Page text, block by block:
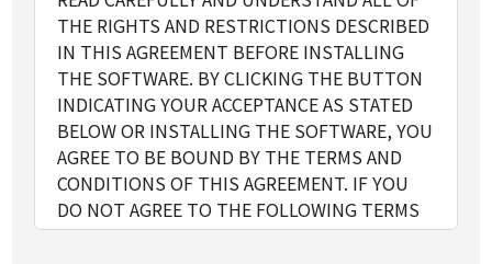
THE RIGHTS AND RESTRICTIONS DESCRIBED
IN THIS AGREEMENT BEFORE INSTALLING
THE SOFTWARE. BY CLICKING THE BUTTON
INDICATING YOUR ACCEPTANCE AS STATED
BELOW OR INSTALLING THE SOFTWARE, YOU
AGREE TO BE BOUND BY THE TERMS AND
CONDITIONS OF THIS AGREEMENT. IF YOU
DO NOT AGREE TO THE FOLLOWING TERMS
AND CONDITIONS OF THIS AGREEMENT, DO